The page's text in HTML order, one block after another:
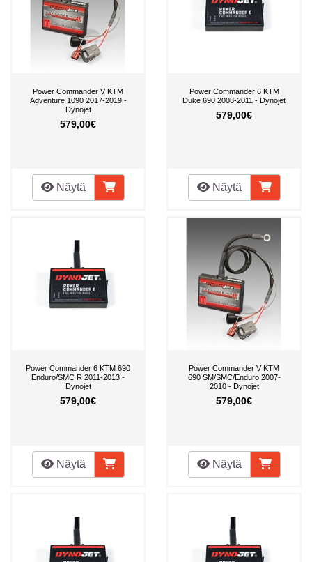
Power Commander V KTM
Adventure 1090 2017-2019 -
Dynojet
579,00€
Näytä
Power Commander 6 KTM
Duke 690 2008-2011 - Dynojet
579,00€
Näytä
Power Commander 6 KTM 690
Enduro/SMC R 2011-2013 -
Dynojet
579,00€
Näytä
Power Commander V KTM
690 SM/SMC/Enduro 2007-
2010 - Dynojet
579,00€
Näytä